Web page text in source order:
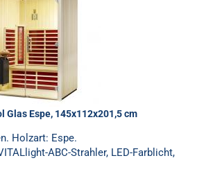
Glas Espe, 145x112x201,5 cm
Holzart: Espe.
ABC-Strahler, LED-Farblicht,